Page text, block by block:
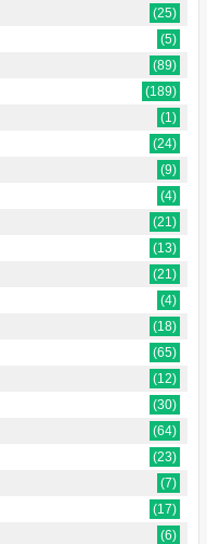
(25)
(5)
(89)
(189)
(1)
(24)
(9)
(4)
(21)
(13)
(21)
(4)
(18)
(65)
(12)
(30)
(64)
(23)
(7)
(17)
(6)